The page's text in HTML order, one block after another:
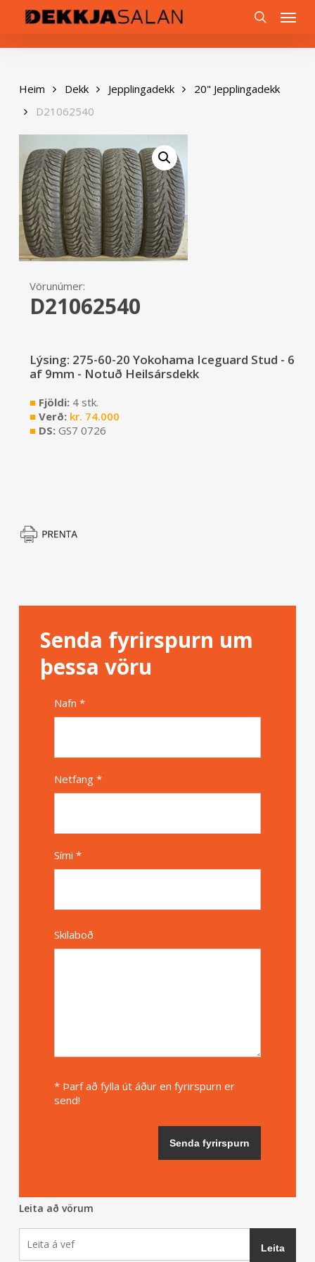
content
Menu
Heim Dekk Jepplingadekk
20" Jepplingadekk
D21062540
Vörunúmer:
D21062540
Lýsing: 275-60-20 Yokohama Iceguard Stud - 6
af 9mm - Notuð Heilsársdekk
■Fjöldi: 4 stk.
■Verð: kr. 74.000
■DS: GS7 0726
Senda fyrirspurn um
þessa vöru
Nafn *
Netfang *
Sími *
Skilaboð
* Þarf að fylla út áður en fyrirspurn er
send!
Leita að vörum